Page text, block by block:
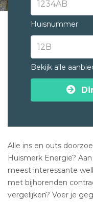
Huisnummer
Bekijk alle
Alle ins en outs
Huismerk Energie?
meest interessante
met bijhorenden
vergelijken? Voer je